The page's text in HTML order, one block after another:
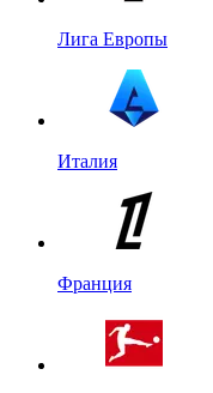
Лига Европы
Италия
Франция